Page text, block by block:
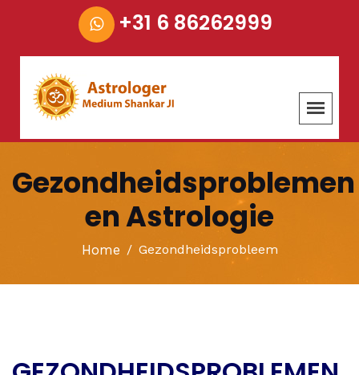
+31 6 86262999
Gezondheidsproblemen
en Astrologie
Home Gezondheidsprobleem